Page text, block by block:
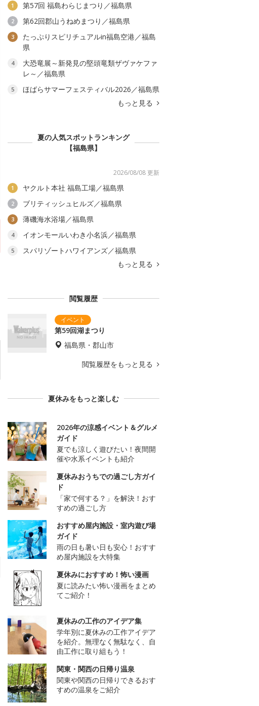
1 第57回 福島わらじまつり／福島県
2 第62回郡山うねめまつり／福島県
3
たっぷりスピリチュアルin福島空港／福島
県
4
大恐竜展～新発見の堅頭竜類ザヴァケファ
レ～／福島県
5
ほばらサマーフェスティバル2026／福島県
もっと見る
夏の人気スポットランキング
【福島県】
2026/08/08 更新
1 ヤクルト本社 福島工場／福島県
2 ブリティッシュヒルズ／福島県
3 薄磯海水浴場／福島県
4 イオンモールいわき小名浜／福島県
5
スパリゾートハワイアンズ／福島県
もっと見る
閲覧履歴
第59回湖まつり
福島県・郡山市
閲覧履歴をもっと見る
夏休みをもっと楽しむ
2026年の涼感イベント＆グルメ
ガイド
夏でも涼しく遊びたい！夜間開
催や水系イベントも紹介
夏休みおうちでの過ごし方ガイ
ド
「家で何する？」を解決！おす
すめの過ごし方
おすすめ屋内施設・室内遊び場
ガイド
雨の日も暑い日も安心！おすす
め屋内施設を大特集
夏休みにおすすめ！怖い漫画
夏に読みたい怖い漫画をまとめ
てご紹介！
夏休みの工作のアイデア集
学年別に夏休みの工作アイデア
を紹介。無理なく無駄なく、自
由工作に取り組もう！
関東・関西の日帰り温泉
関東や関西の日帰りできるおす
すめの温泉をご紹介